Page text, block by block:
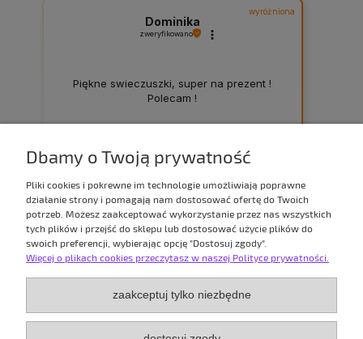
wyróżniona
Dominika
zweryfikowano
Piękne swieczuszki, super na prezent !
Polecam !
2021-12-13
zebranych i zweryfikowanych przez
TWOJE KONTO
PŁATNOŚCI I DOSTAWA
Dbamy o Twoją prywatność
Pliki cookies i pokrewne im technologie umożliwiają poprawne
działanie strony i pomagają nam dostosować ofertę do Twoich
potrzeb. Możesz zaakceptować wykorzystanie przez nas wszystkich
tych plików i przejść do sklepu lub dostosować użycie plików do
swoich preferencji, wybierając opcję "Dostosuj zgody".
Więcej o plikach cookies przeczytasz w naszej Polityce prywatności.
zaakceptuj tylko niezbędne